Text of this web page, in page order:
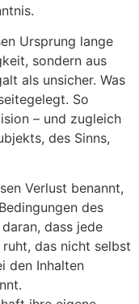
Ursprung lange
sondern aus
als unsicher. Was
So
– und zugleich
des Sinns,
Verlust benannt,
des
dass jede
das nicht selbst
den Inhalten